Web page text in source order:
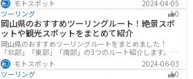
しみ方ができます。バイクで高知県にツーリングに行く
際は参考にしてください。
モトスポット
2024-04-05
ツーリング
0
岡山県のおすすめツーリングルート！絶景スポ
ットや観光スポットをまとめて紹介
岡山県のおすすめツーリングルートをまとめました！
「北部」「東部」「南部」の3つのルート紹介します。岡
山市や倉敷市など、歴史ある街並みも魅力的で、バイク
ツーリングに最適なスポットが多数あります。バイクで
岡山県にツーリングに行く際は参考にしてください。
モトスポット
2024-06-03
ツーリング
0